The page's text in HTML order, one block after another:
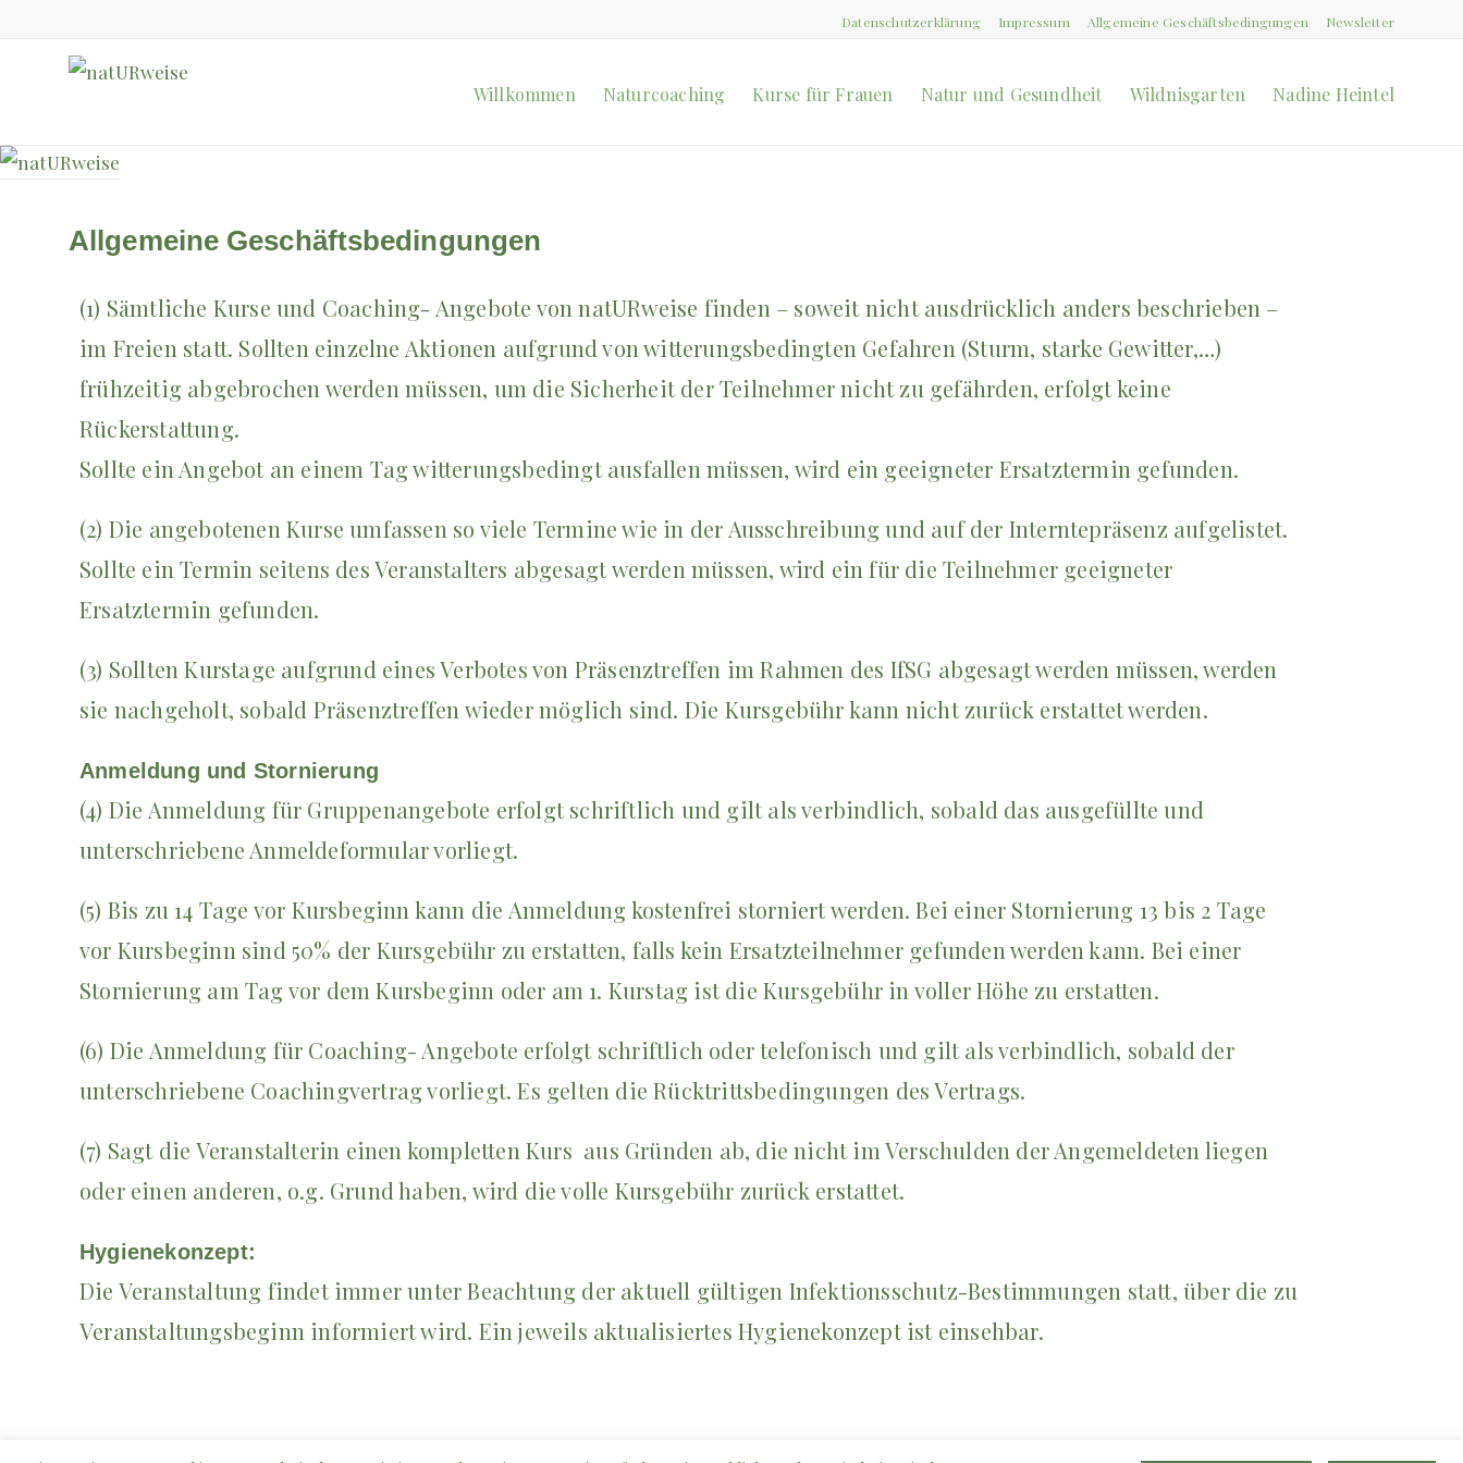
Datenschutzerklärung Impressum Allgemeine Geschäftsbedingungen Newsletter
Willkommen Naturcoaching Kurse für Frauen Natur und Gesundheit Wildnisgarten Nadine Heintel
Allgemeine Geschäftsbedingungen
(1) Sämtliche Kurse und Coaching- Angebote von natURweise finden – soweit nicht ausdrücklich anders beschrieben –
im Freien statt. Sollten einzelne Aktionen aufgrund von witterungsbedingten Gefahren (Sturm, starke Gewitter,…)
frühzeitig abgebrochen werden müssen, um die Sicherheit der Teilnehmer nicht zu gefährden, erfolgt keine
Rückerstattung.
Sollte ein Angebot an einem Tag witterungsbedingt ausfallen müssen, wird ein geeigneter Ersatztermin gefunden.
(2) Die angebotenen Kurse umfassen so viele Termine wie in der Ausschreibung und auf der Interntepräsenz aufgelistet.
Sollte ein Termin seitens des Veranstalters abgesagt werden müssen, wird ein für die Teilnehmer geeigneter
Ersatztermin gefunden.
(3) Sollten Kurstage aufgrund eines Verbotes von Präsenztreffen im Rahmen des IfSG abgesagt werden müssen, werden
sie nachgeholt, sobald Präsenztreffen wieder möglich sind. Die Kursgebühr kann nicht zurück erstattet werden.
Anmeldung und Stornierung
(4) Die Anmeldung für Gruppenangebote erfolgt schriftlich und gilt als verbindlich, sobald das ausgefüllte und
unterschriebene Anmeldeformular vorliegt.
(5) Bis zu 14 Tage vor Kursbeginn kann die Anmeldung kostenfrei storniert werden. Bei einer Stornierung 13 bis 2 Tage
vor Kursbeginn sind 50% der Kursgebühr zu erstatten, falls kein Ersatzteilnehmer gefunden werden kann. Bei einer
Stornierung am Tag vor dem Kursbeginn oder am 1. Kurstag ist die Kursgebühr in voller Höhe zu erstatten.
(6) Die Anmeldung für Coaching- Angebote erfolgt schriftlich oder telefonisch und gilt als verbindlich, sobald der
unterschriebene Coachingvertrag vorliegt. Es gelten die Rücktrittsbedingungen des Vertrags.
(7) Sagt die Veranstalterin einen kompletten Kurs aus Gründen ab, die nicht im Verschulden der Angemeldeten liegen
oder einen anderen, o.g. Grund haben, wird die volle Kursgebühr zurück erstattet.
Hygienekonzept:
Die Veranstaltung findet immer unter Beachtung der aktuell gültigen Infektionsschutz-Bestimmungen statt, über die zu
Veranstaltungsbeginn informiert wird. Ein jeweils aktualisiertes Hygienekonzept ist einsehbar.